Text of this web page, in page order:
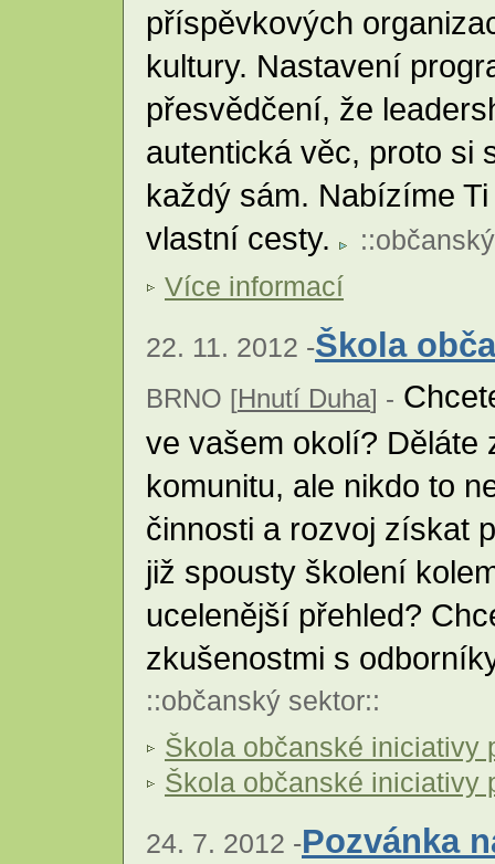
příspěvkových
kultury. Nastavení
přesvědčení, že
autentická věc, proto si
každý sám. Nabízíme
vlastní cesty.
::
Více informací
22. 11. 2012 -Škola
BRNO [Hnutí Duha] -
ve vašem okolí? Děláte
komunitu, ale nikdo to
činnosti a rozvoj získat
již spousty školení
ucelenější přehled?
zkušenostmi s
::občanský sektor::
Škola občanské iniciativy
Škola občanské iniciativy
24. 7. 2012 -Pozvánka